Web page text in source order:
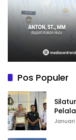
Pos Populer